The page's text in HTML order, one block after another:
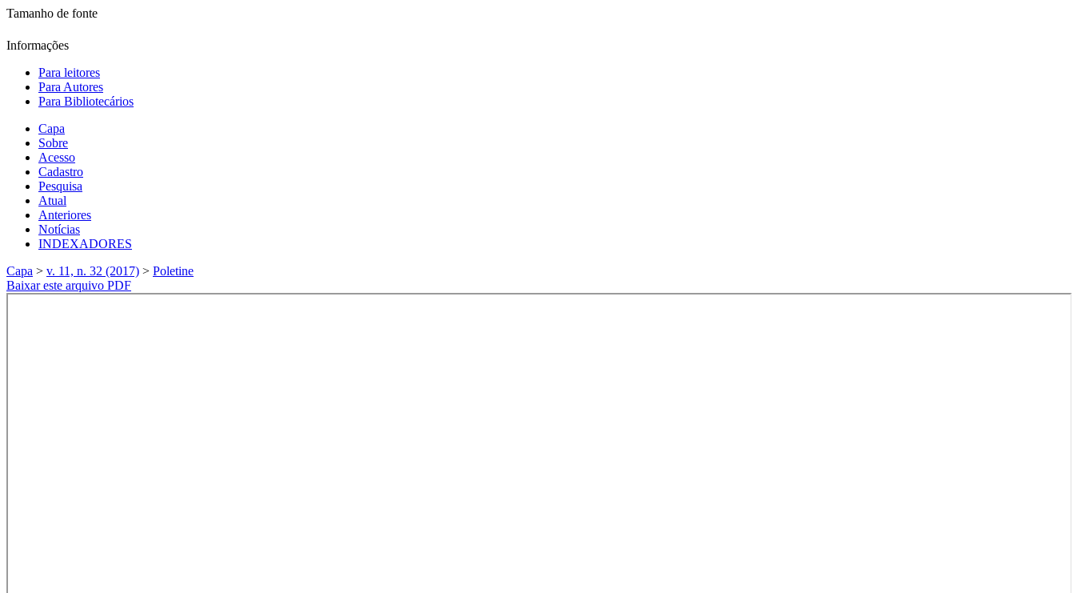
Tamanho de fonte
Informações
Para leitores
Para Autores
Para Bibliotecários
Capa
Sobre
Acesso
Cadastro
Pesquisa
Atual
Anteriores
Notícias
INDEXADORES
Capa > v. 11, n. 32 (2017) > Poletine
Baixar este arquivo PDF